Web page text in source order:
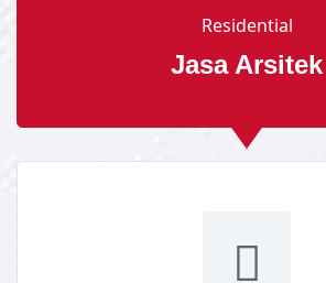
Residential
Jasa Arsitek